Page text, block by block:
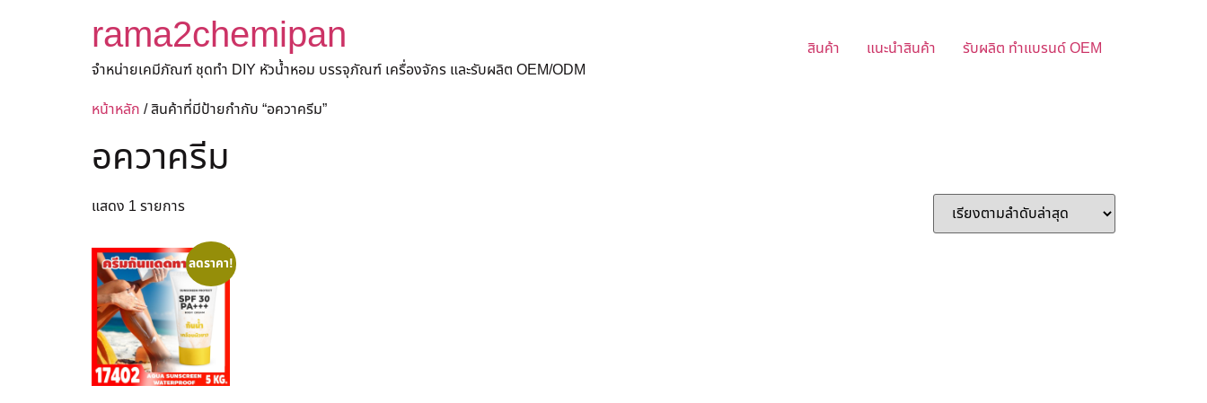
rama2chemipan
จำหน่ายเคมีภัณฑ์ ชุดทำ DIY หัวน้ำหอม บรรจุภัณฑ์ เครื่องจักร และรับผลิต OEM/ODM
สินค้า แนะนำสินค้า รับผลิต ทำแบรนด์ OEM
หน้าหลัก / สินค้าที่มีป้ายกำกับ “อควาครีม”
อควาครีม
แสดง 1 รายการ
ลดราคา!